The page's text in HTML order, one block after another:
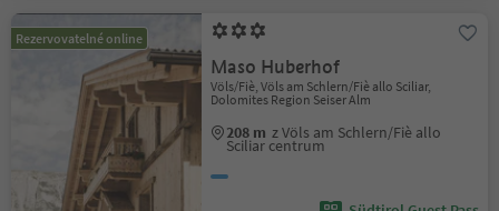
Rezervovatelné online
Maso Huberhof
Völs/Fiè, Völs am Schlern/Fiè allo Sciliar,
Dolomites Region Seiser Alm
208 m z Völs am Schlern/Fiè allo
Sciliar centrum